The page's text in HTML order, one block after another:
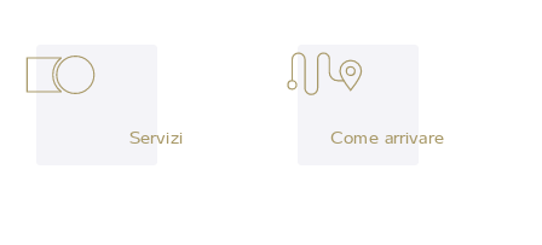
Servizi Come arrivare